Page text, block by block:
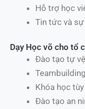
Hỗ trợ học
Tin tức và
Dạy Học võ cho tổ
Đào tạo tự vệ
Khóa học
Đào tạo an